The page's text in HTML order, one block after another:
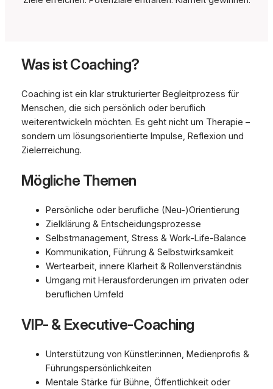
Was ist Coaching?
Coaching ist ein klar strukturierter Begleitprozess für
Menschen, die sich persönlich oder beruflich
weiterentwickeln möchten. Es geht nicht um Therapie –
sondern um lösungsorientierte Impulse, Reflexion und
Zielerreichung.
Mögliche Themen
Persönliche oder berufliche (Neu-)Orientierung
Zielklärung & Entscheidungsprozesse
Selbstmanagement, Stress & Work-Life-Balance
Kommunikation, Führung & Selbstwirksamkeit
Wertearbeit, innere Klarheit & Rollenverständnis
Umgang mit Herausforderungen im privaten oder
beruflichen Umfeld
VIP- & Executive-Coaching
Unterstützung von Künstler:innen, Medienprofis &
Führungspersönlichkeiten
Mentale Stärke für Bühne, Öffentlichkeit oder